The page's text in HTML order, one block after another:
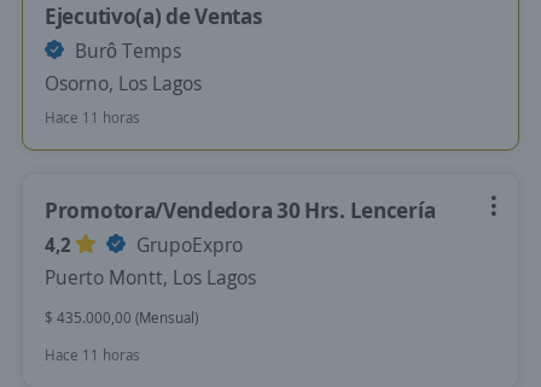
Ejecutivo(a) de Ventas
Burô Temps
Osorno, Los Lagos
Hace 11 horas
Promotora/Vendedora 30 Hrs. Lencería
4,2
GrupoExpro
Puerto Montt, Los Lagos
$ 435.000,00 (Mensual)
Hace 11 horas